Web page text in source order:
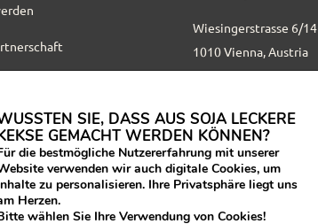
Wiesingerstrasse 6/14
1010 Vienna, Austria
office@donausoja.org
Kontakt zu Lokalbüros
SIE, DASS AUS SOJA LECKERE
GEMACHT WERDEN KÖNNEN?
die bestmögliche Nutzererfahrung mit unserer
verwenden wir auch digitale Cookies, um
zu personalisieren. Ihre Privatsphäre liegt uns
Herzen.
wählen Sie Ihre Verwendung von Cookies!